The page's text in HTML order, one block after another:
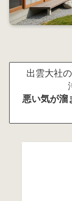
出雲大社
悪い気が溜